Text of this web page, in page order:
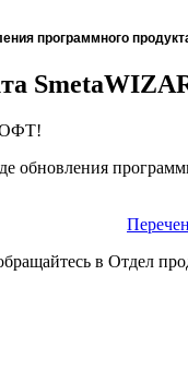
программного
в Отдел